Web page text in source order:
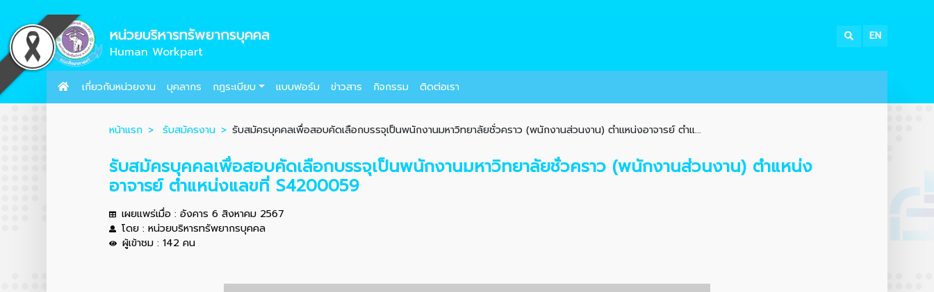
หน่วยบริหารทรัพยากรบุคคล
Human Workpart
EN
เกี่ยวกับหน่วยงาน บุคลากร กฎระเบียบ แบบฟอร์ม ข่าวสาร กิจกรรม ติดต่อเรา
หน้าแรก รับสมัครงาน รับสมัครบุคคลเพื่อสอบคัดเลือกบรรจุเป็นพนักงานมหาวิทยาลัยชั่วคราว (พนักงานส่วนงาน) ตำแหน่งอาจารย์ ตำแ...
รับสมัครบุคคลเพื่อสอบคัดเลือกบรรจุเป็นพนักงานมหาวิทยาลัยชั่วคราว (พนักงานส่วนงาน) ตำแหน่ง
อาจารย์ ตำแหน่งแลขที่ S4200059
เผยแพร่เมื่อ : อังคาร 6 สิงหาคม 2567
โดย : หน่วยบริหารทรัพยากรบุคคล
ผู้เข้าชม : 142 คน